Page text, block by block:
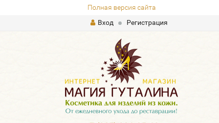
Полная версия сайта
Вход
Регистрация